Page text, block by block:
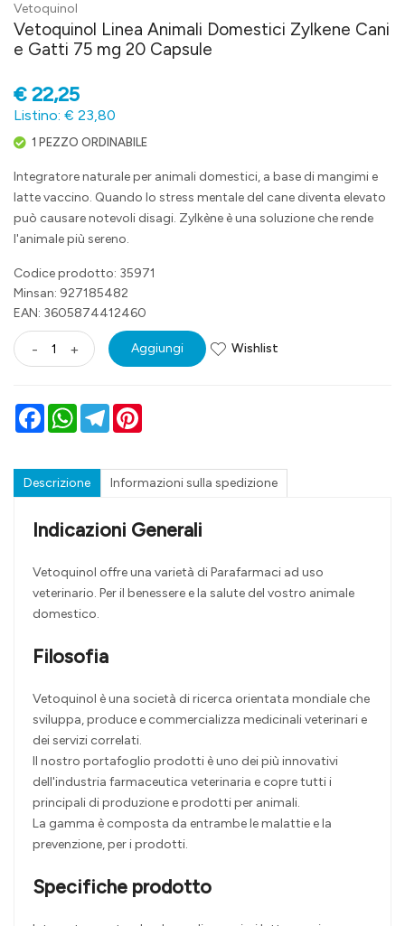
Vetoquinol
Vetoquinol Linea Animali Domestici Zylkene Cani
e Gatti 75 mg 20 Capsule
€22,25
Listino: € 23,80
1 PEZZO ORDINABILE
Integratore naturale per animali domestici, a base di mangimi e
latte vaccino. Quando lo stress mentale del cane diventa elevato
può causare notevoli disagi. Zylkène è una soluzione che rende
l'animale più sereno.
Codice prodotto: 35971
Minsan: 927185482
EAN: 3605874412460
- + Aggiungi Wishlist
FacebookWhatsAppTelegram
Descrizione Informazioni sulla spedizione
Indicazioni Generali
Vetoquinol offre una varietà di Parafarmaci ad uso
veterinario. Per il benessere e la salute del vostro animale
domestico.
Filosofia
Vetoquinol è una società di ricerca orientata mondiale che
sviluppa, produce e commercializza medicinali veterinari e
dei servizi correlati.
Il nostro portafoglio prodotti è uno dei più innovativi
dell'industria farmaceutica veterinaria e copre tutti i
principali di produzione e prodotti per animali.
La gamma è composta da entrambe le malattie e la
prevenzione, per i prodotti.
Specifiche prodotto